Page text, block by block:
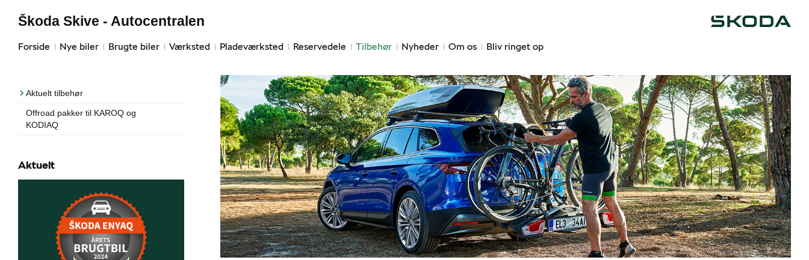
Forside Nye biler Brugte biler Værksted Pladeværksted Reservedele Tilbehør Nyheder Om os Bliv ringet op
Škoda Skive - Autocentralen
Aktuelt tilbehør
Offroad pakker til KAROQ og
KODIAQ
Aktuelt